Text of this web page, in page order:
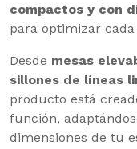
compactos y con
para optimizar
Desde mesas
sillones de líneas
producto está
función,
dimensiones de tu